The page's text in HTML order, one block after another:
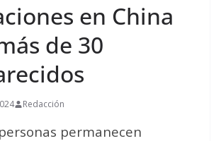
en China
de 30
Redacción
permanecen